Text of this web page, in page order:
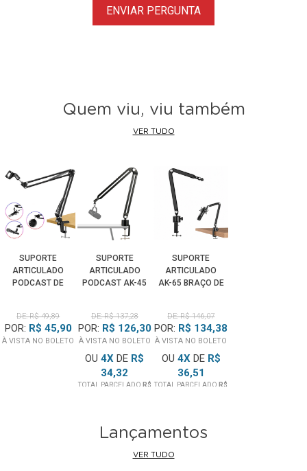
ENVIAR PERGUNTA
Quem viu, viu também
VER TUDO
SUPORTE
ARTICULADO
PODCAST DE
AJUSTÁVEL
PARA
MICROFONES
DE: R$ 49,89
POR: R$ 45,90
À VISTA NO BOLETO
SUPORTE
ARTICULADO
PODCAST AK-45
MESA PARA
MICROFONES
(70CM)
DE: R$ 137,28
POR: R$ 126,30
À VISTA NO BOLETO
OU4X DE R$
34,32
TOTAL PARCELADO R$
SUPORTE
ARTICULADO
AK-65 BRAÇO DE
PODCAST
(60CM)
DE: R$ 146,07
POR: R$ 134,38
À VISTA NO BOLETO
OU 4XDE R$
36,51
TOTAL PARCELADOR$
Lançamentos
VER TUDO